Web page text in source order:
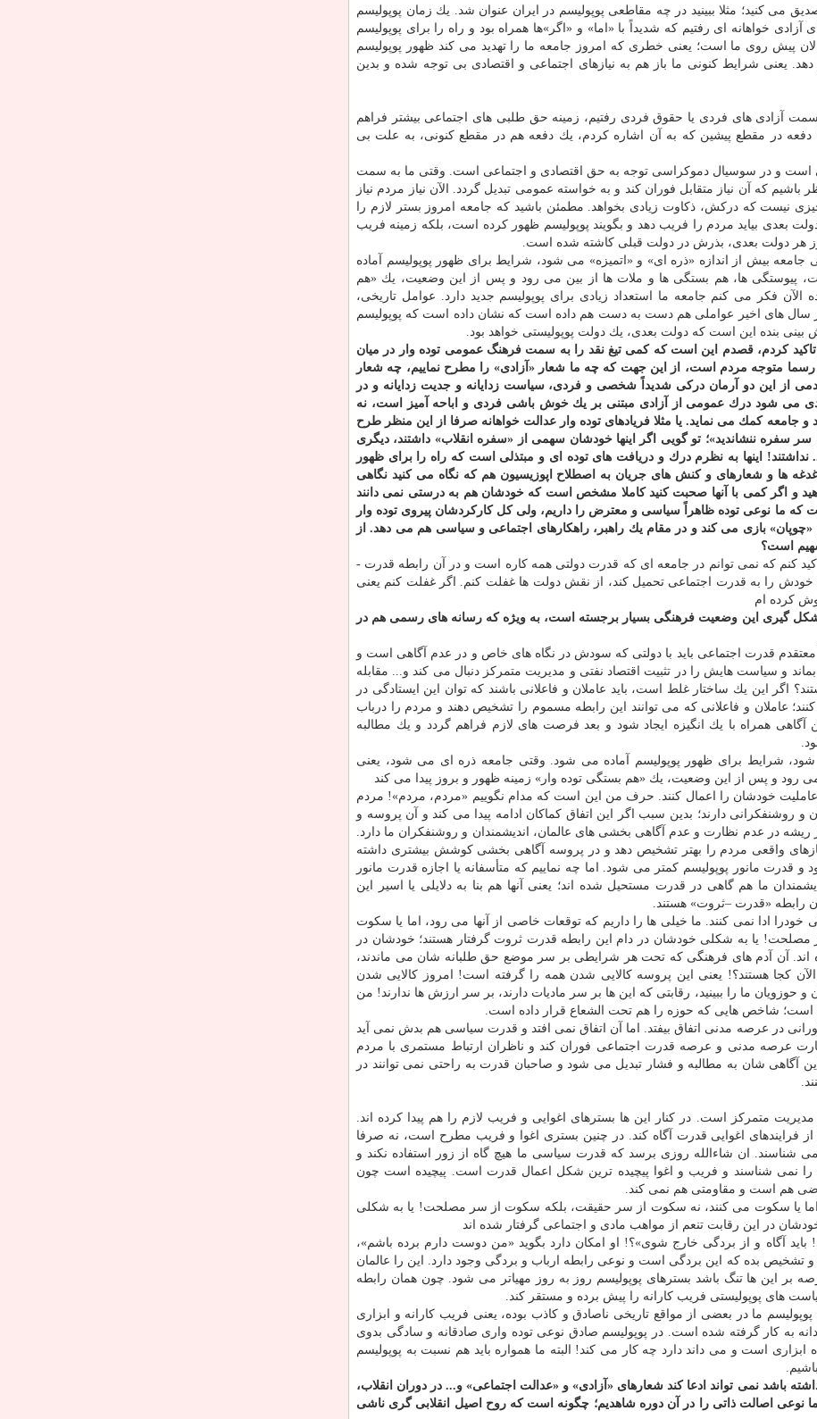
می كنید؛ مثلا ببینید در چه مقاطعی پوپولیسم در ایران عنوان شد. یك زمان پوپولیسم
خواهانه ای رفتیم كه شدیداً با «اما» و «اگر»ها همراه بود و راه را برای پوپولیسم
پیش روی ما است؛ یعنی خطری كه امروز جامعه ما را تهدید می كند ظهور پوپولیسم
یعنی شرایط كنونی ما باز هم به نیازهای اجتماعی و اقتصادی بی توجه شده و بدین
سمت آزادی های فردی یا حقوق فردی رفتیم، زمینه حق طلبی های اجتماعی بیشتر فراهم
در مقطع پیشین كه به آن اشاره كردم، یك دفعه هم در مقطع كنونی، به علت بی
است و در سوسیال دموكراسی توجه به حق اقتصادی و اجتماعی است. وقتی ما به سمت
كه آن نیاز متقابل فوران كند و به خواسته عمومی تبدیل گردد. الآن نیاز مردم نیاز
نیست كه دركش، ذكاوت زیادی بخواهد. مطمئن باشید كه جامعه امروز بستر لازم را
بعدی بیاید مردم را فریب دهد و بگویند پوپولیسم ظهور كرده است، بلكه زمینه فریب
هر دولت بعدی، بذرش در دولت قبلی كاشته شده است.
جامعه بیش از اندازه «ذره ای» و «اتمیزه» می شود، شرایط برای ظهور پوپولیسم آماده
پیوستگی ها، هم بستگی ها و ملات ها از بین می رود و پس از این وضعیت، یك «هم
الآن فكر می كنم جامعه ما استعداد زیادی برای پوپولیسم جدید دارد. عوامل تاریخی،
در سال های اخیر عواملی هم دست به دست هم داده است كه نشان داده است كه پوپولیسم
بنده این است كه دولت بعدی، یك دولت پوپولیستی خواهد بود.
تاكید كردم، قصدم این است كه كمی تیغ نقد را به سمت فرهنگ عمومی توده وار در میان
متوجه مردم است، از این جهت كه چه ما شعار «آزادی» را مطرح نماییم، چه شعار
از این دو آرمان دركی شدیداً شخصی و فردی، سیاست زدایانه و جدیت زدایانه و در
می شود درك عمومی از آزادی مبتنی بر یك خوش باشی فردی و اباحه آمیز است، نه
جامعه كمك می نماید. یا مثلا فریادهای توده وار عدالت خواهانه صرفا از این منظر طرح
سفره ننشاندید»؛ تو گویی اگر اینها خودشان سهمی از «سفره انقلاب» داشتند، دیگری
اینها به نظرم درك و دریافت های توده ای و مبتذلی است كه راه را برای ظهور
ها و شعارهای و كنش های جریان به اصطلاح اپوزیسیون هم كه نگاه می كنید نگاهی
و اگر كمی با آنها صحبت كنید كاملا مشخص است كه خودشان هم به درستی نمی دانند
ما نوعی توده ظاهراً سیاسی و معترض را داریم، ولی كل كاركردشان پیروی توده وار
بازی می كند و در مقام یك راهبر، راهكارهای اجتماعی و سیاسی هم می دهد. از
است؟
كنم كه نمی توانم در جامعه ای كه قدرت دولتی همه كاره است و در آن رابطه قدرت -
را به قدرت اجتماعی تحمیل كند، از نقش دولت ها غفلت كنم. اگر غفلت كنم یعنی
كرده ام
گیری این وضعیت فرهنگی بسیار برجسته است، به ویژه كه رسانه های رسمی هم در
قدرت اجتماعی باید با دولتی كه سودش در نگاه های خاص و در عدم آگاهی است و
و سیاست هایش را در تثبیت اقتصاد نفتی و مدیریت متمركز دنبال می كند و... مقابله
اگر این یك ساختار غلط است، باید عاملان و فاعلانی باشند كه توان این ایستادگی در
كنند؛ عاملان و فاعلانی كه می توانند این رابطه مسموم را تشخیص دهند و مردم را درباب
آگاهی همراه با یك انگیزه ایجاد شود و بعد فرصت های لازم فراهم گردد و یك مطالبه
شود، شرایط برای ظهور پوپولیسم آماده می شود. وقتی جامعه ذره ای می شود، یعنی
می رود و پس از این وضعیت، یك «هم بستگی توده وار» زمینه ظهور و بروز پیدا می كند
عاملیت خودشان را اعمال كنند. حرف من این است كه مدام نگوییم «مردم، مردم»! مردم
و روشنفكرانی دارند؛ بدین سبب اگر این اتفاق كماكان ادامه پیدا می كند و آن پروسه و
ریشه در عدم نظارت و عدم آگاهی بخشی های عالمان، اندیشمندان و روشنفكران ما دارد.
واقعی مردم را بهتر تشخیص دهد و در پروسه آگاهی بخشی كوشش بیشتری داشته
مانور پوپولیسم كمتر می شود. اما چه نماییم كه متأسفانه یا اجازه قدرت مانور
ما هم گاهی در قدرت مستحیل شده اند؛ یعنی آنها هم بنا به دلایلی یا اسیر این
رابطه «قدرت –ثروت» هستند.
ادا نمی كنند. ما خیلی ها را داریم كه توقعات خاصی از آنها می رود، اما یا سكوت
یا به شكلی خودشان در دام این رابطه قدرت ثروت گرفتار هستند؛ خودشان در
اند. آن آدم های فرهنگی كه تحت هر شرایطی بر سر موضع حق طلبانه شان می ماندند،
كجا هستند؟! یعنی این پروسه كالایی شدن همه را گرفته است! امروز كالایی شدن
ما را ببینید، رقابتی كه این ها بر سر مادیات دارند، بر سر ارزش ها ندارند! من
است؛ شاخص هایی كه حوزه را هم تحت الشعاع قرار داده است.
در عرصه مدنی اتفاق بیفتد. اما آن اتفاق نمی افتد و قدرت سیاسی هم بدش نمی آید
عرصه مدنی و عرصه قدرت اجتماعی فوران كند و ناظران ارتباط مستمری با مردم
آگاهی شان به مطالبه و فشار تبدیل می شود و صاحبان قدرت به راحتی نمی توانند در
متمركز است. در كنار این ها بسترهای اغوایی و فریب لازم را هم پیدا كرده اند.
فرایندهای اغوایی قدرت آگاه كند. در چنین بستری اغوا و فریب مطرح است، نه صرفا
شناسند. ان شاءالله روزی برسد كه قدرت سیاسی ما هیچ گاه از زور استفاده نكند و
را نمی شناسند و فریب و اغوا پیچیده ترین شكل اعمال قدرت است. پیچیده است چون
هم است و مقاومتی هم نمی كند.
اما یا سكوت می كنند، نه سكوت از سر حقیقت، بلكه سكوت از سر مصلحت! یا به شكلی
در این رقابت تنعم از مواهب مادی و اجتماعی گرفتار شده اند
باید آگاه و از بردگی خارج شوی»؟! او امكان دارد بگوید «من دوست دارم برده باشم»،
بده كه این بردگی است و نوعی رابطه ارباب و بردگی وجود دارد. این را عالمان
بر این ها تنگ باشد بسترهای پوپولیسم روز به روز مهیاتر می شود. چون همان رابطه
های پوپولیستی فریب كارانه را پیش برده و مستقر كند.
ما در بعضی از مواقع تاریخی ناصادق و كاذب بوده، یعنی فریب كارانه و ابزاری
به كار گرفته شده است. در پوپولیسم صادق نوعی توده واری صادقانه و سادگی بدوی
ابزاری است و می داند دارد چه كار می كند! البته ما همواره باید هم نسبت به پوپولیسم
باشد نمی تواند ادعا كند شعارهای «آزادی» و «عدالت اجتماعی» و... در دوران انقلاب،
نوعی اصالت ذاتی را در آن دوره شاهدیم؛ چگونه است كه روح اصیل انقلابی گری ناشی